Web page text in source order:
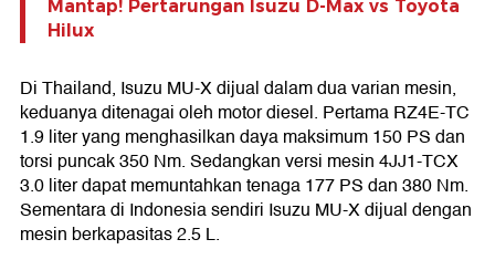
Mantap! Pertarungan Isuzu D-Max vs Toyota
Hilux
Di Thailand, Isuzu MU-X dijual dalam dua varian mesin,
keduanya ditenagai oleh motor diesel. Pertama RZ4E-TC
1.9 liter yang menghasilkan daya maksimum 150 PS dan
torsi puncak 350 Nm. Sedangkan versi mesin 4JJ1-TCX
3.0 liter dapat memuntahkan tenaga 177 PS dan 380 Nm.
Sementara di Indonesia sendiri Isuzu MU-X dijual dengan
mesin berkapasitas 2.5 L.